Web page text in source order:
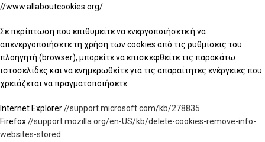
//www.allaboutcookies.org/.
Σε περίπτωση που επιθυμείτε να ενεργοποιήσετε ή να
απενεργοποιήσετε τη χρήση των cookies από τις ρυθμίσεις του
πλοηγητή (browser), μπορείτε να επισκεφθείτε τις παρακάτω
ιστοσελίδες και να ενημερωθείτε για τις απαραίτητες ενέργειες που
χρειάζεται να πραγματοποιήσετε.
Internet Explorer//support.microsoft.com/kb/278835
Firefox//support.mozilla.org/en-US/kb/delete-cookies-remove-info-
websites-stored